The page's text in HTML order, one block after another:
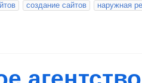
создание сайтов
наружная